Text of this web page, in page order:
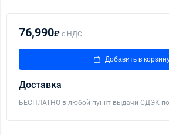
76,990₽с НДС
Добавить в
Доставка
БЕСПЛАТНО в любой пункт выдачи СДЭК